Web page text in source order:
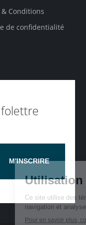
Conditions
de confidentialité
M'INSCRIRE